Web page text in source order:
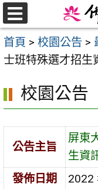
跳
至
主
要
首頁 > 校園公告 >
士班特殊選才招生
校園公告
公告主旨
屏東
生資
發佈日期
2022
選
單